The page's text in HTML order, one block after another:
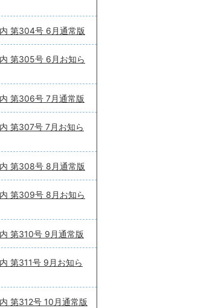
第304号 6月通常版
第305号 6月お知ら
第306号 7月通常版
第307号 7月お知ら
第308号 8月通常版
第309号 8月お知ら
第310号 9月通常版
第311号 9月お知ら
第312号 10月通常版